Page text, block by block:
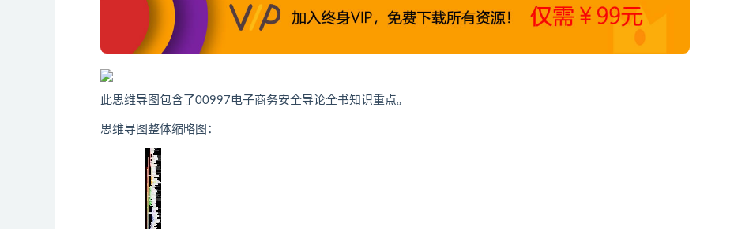
此思维导图包含了00997电子商务安全导论全书知识重点。
思维导图整体缩略图：